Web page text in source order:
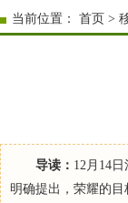
当前位置： 首页 >
导读： 12月14
明确提出，荣耀的